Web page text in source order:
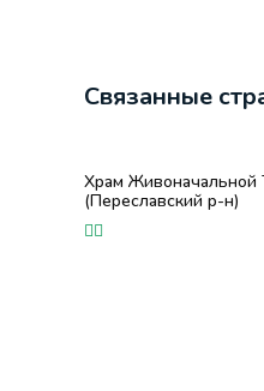
Связанные
Храм Живоначальной
(Переславский р-н)